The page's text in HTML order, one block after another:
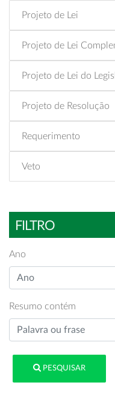
Projeto de Lei
Projeto de Lei
Projeto de Lei do
Projeto de Resolução
Requerimento
Veto
FILTRO
Ano
Resumo contém
PESQUISAR